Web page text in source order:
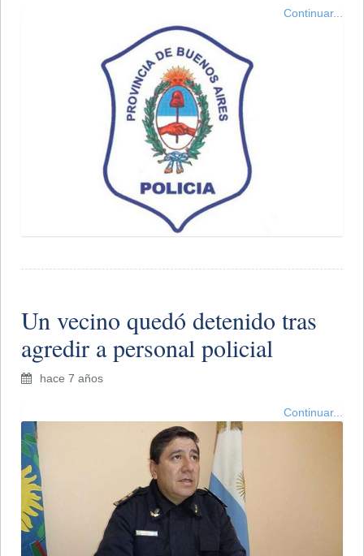
Continuar...
Un vecino quedó detenido tras
agredir a personal policial
hace 7 años
Continuar...